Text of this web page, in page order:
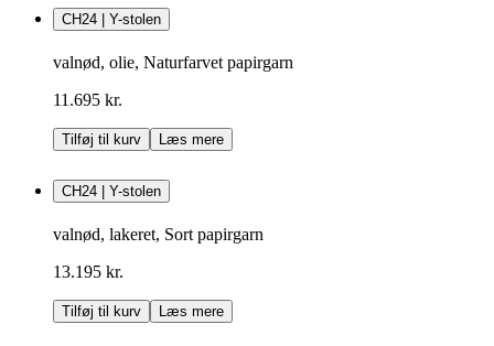
CH24 | Y-stolen
valnød, olie, Naturfarvet papirgarn
11.695 kr.
Tilføj til kurv Læs mere
CH24 | Y-stolen
valnød, lakeret, Sort papirgarn
13.195 kr.
Tilføj til kurv Læs mere